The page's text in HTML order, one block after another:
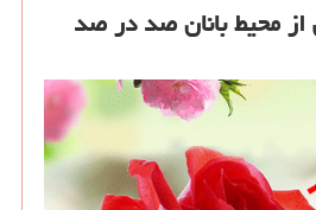
از محیط بانان صد در صد